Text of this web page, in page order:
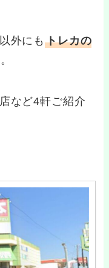
外にもトレカの
など4軒ご紹介